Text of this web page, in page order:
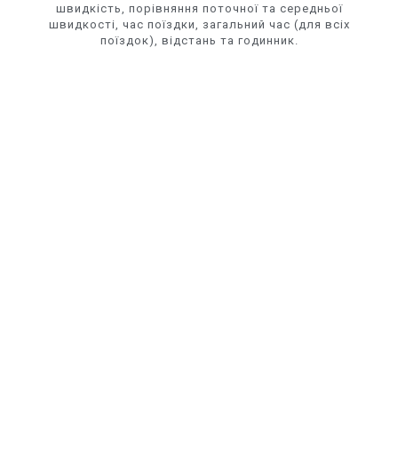
швидкість, порівняння поточної та середньої
швидкості, час поїздки, загальний час (для всіх
поїздок), відстань та годинник.